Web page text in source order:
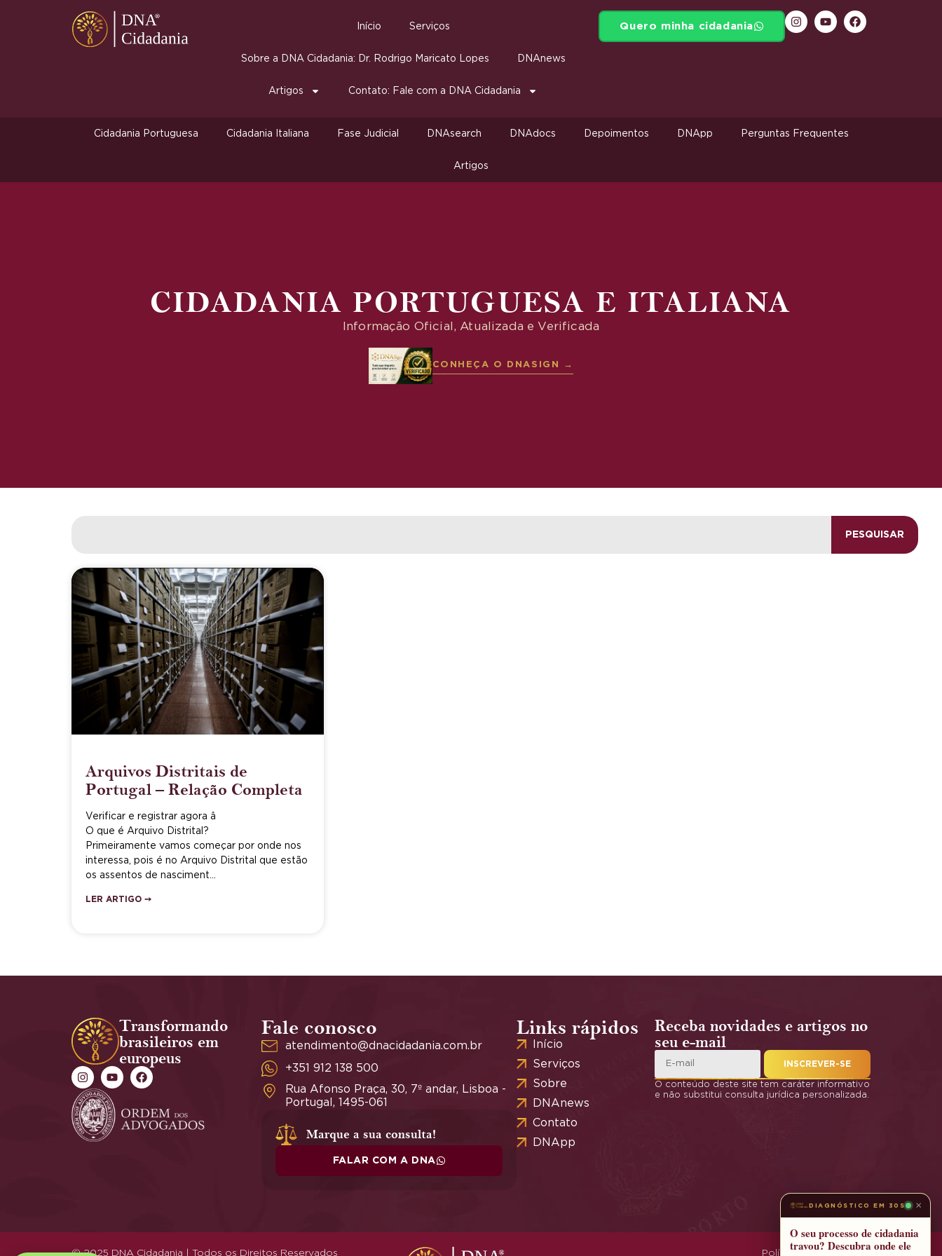
Início Serviços
Sobre a DNA Cidadania: Dr. Rodrigo Maricato Lopes DNAnews
Artigos Contato: Fale com a DNA Cidadania
Quero minha cidadania
Cidadania Portuguesa Cidadania Italiana Fase Judicial DNAsearch DNAdocs Depoimentos DNApp Perguntas Frequentes
Artigos
CIDADANIA PORTUGUESA E ITALIANA
Informação Oficial, Atualizada e Verificada
CONHEÇA O DNASIGN →
PESQUISAR
Arquivos Distritais de
Portugal – Relação Completa
Verificar e registrar agora â
O que é Arquivo Distrital?
Primeiramente vamos começar por onde nos
interessa, pois é no Arquivo Distrital que estão
os assentos de nasciment…
LER ARTIGO ➙
Transformando
brasileiros em
europeus
Fale conosco
atendimento@dnacidadania.com.br
+351 912 138 500
Rua Afonso Praça, 30, 7º andar, Lisboa -
Portugal, 1495-061
Marque a sua consulta!
FALAR COM A DNA
Links rápidos
Início
Serviços
Sobre
DNAnews
Contato
DNApp
Receba novidades e artigos no
seu e-mail
INSCREVER-SE
O conteúdo deste site tem caráter informativo
e não substitui consulta jurídica personalizada.
© 2025 DNA Cidadania | Todos os Direitos Reservados Política de Privacidade
DIAGNÓSTICO EM 30S ×
O seu processo de cidadania
travou? Descubra onde ele